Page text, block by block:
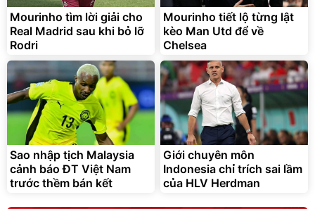
Mourinho tìm lời giải cho
Real Madrid sau khi bỏ lỡ
Rodri
Mourinho tiết lộ từng lật
kèo Man Utd để về
Chelsea
Sao nhập tịch Malaysia
cảnh báo ĐT Việt Nam
trước thềm bán kết
Giới chuyên môn
Indonesia chỉ trích sai lầm
của HLV Herdman